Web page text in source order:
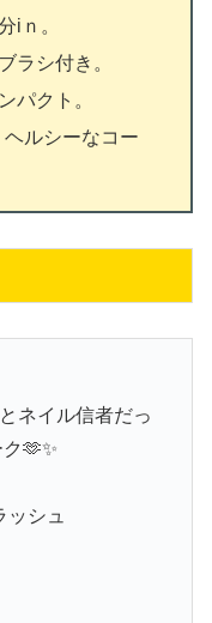
iｎ。
ラシ付き。
パクト。
ルシーなコー
ネイル信者だっ
🫶✨
シュ